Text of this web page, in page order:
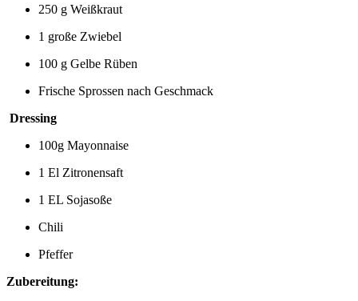
250 g Weißkraut
1 große Zwiebel
100 g Gelbe Rüben
Frische Sprossen nach Geschmack
Dressing
100g Mayonnaise
1 El Zitronensaft
1 EL Sojasoße
Chili
Pfeffer
Zubereitung: